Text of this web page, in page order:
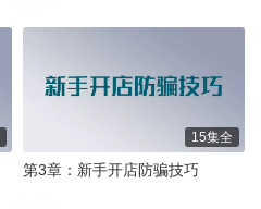
15集全
第3章：新手开店防骗技巧